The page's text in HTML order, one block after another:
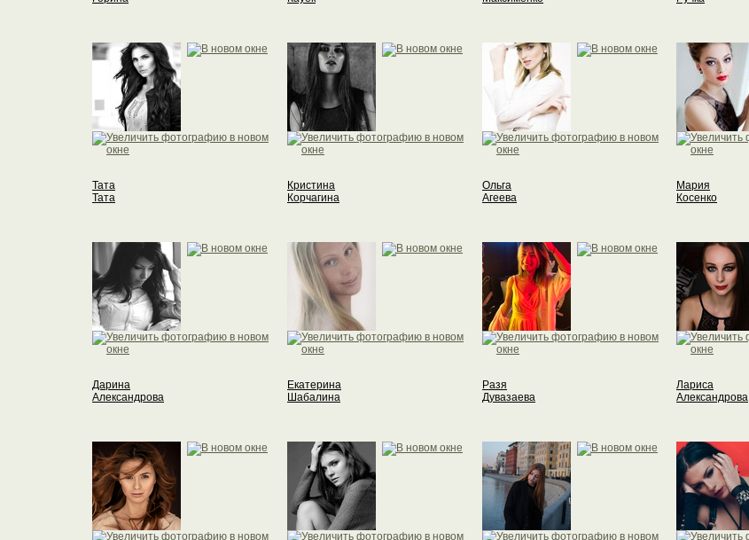
Тата
Тата
Кристина
Корчагина
Ольга
Агеева
Мария
Косенко
Дарина
Александрова
Екатерина
Шабалина
Разя
Дувазаева
Лариса
Александрова